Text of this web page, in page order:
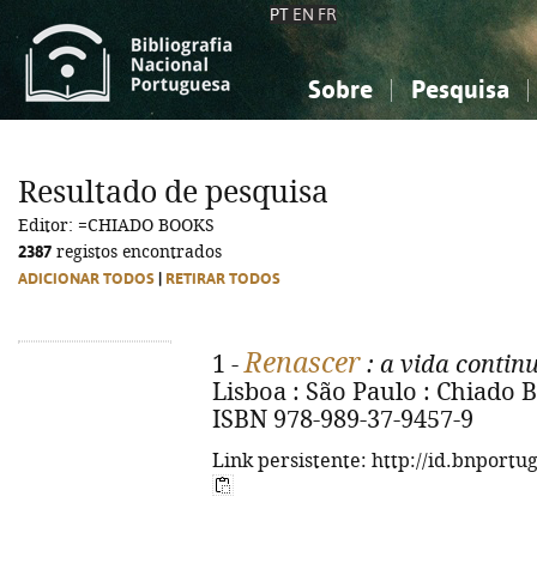
PT EN FR
Sobre Pesquisa
Ciências sociais...
Ciências sociais...
Resultado de pesquisa
Editor: =CHIADO BOOKS
2387 registos encontrados
ADICIONAR TODOS RETIRAR TODOS
1 -Renascer : a vida
Lisboa : São Paulo : Chiado
ISBN 978-989-37-9457-9
Link persistente: http://